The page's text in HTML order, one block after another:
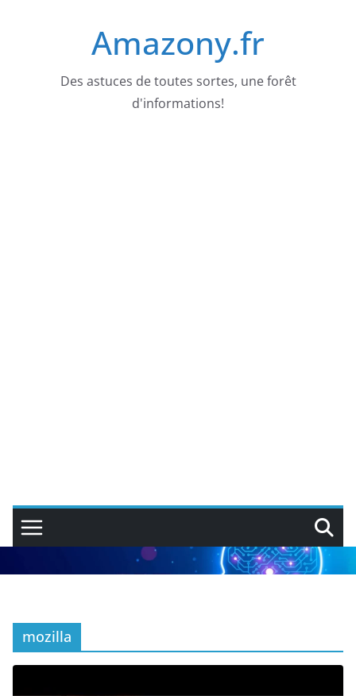
Amazony.fr
Des astuces de toutes sortes, une forêt
d'informations!
mozilla